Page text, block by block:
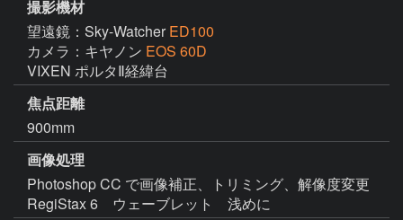
撮影機材
望遠鏡：Sky-Watcher ED100
カメラ：キヤノン EOS 60D
VIXEN ポルタⅡ経緯台
焦点距離
900mm
画像処理
Photoshop CC で画像補正、トリミング、解像度変更
RegiStax 6　ウェーブレット　浅めに